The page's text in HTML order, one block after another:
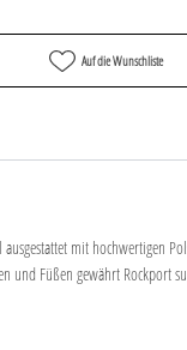
Auf die Wunschliste
mit hochwertigen
Füßen gewährt Rockport